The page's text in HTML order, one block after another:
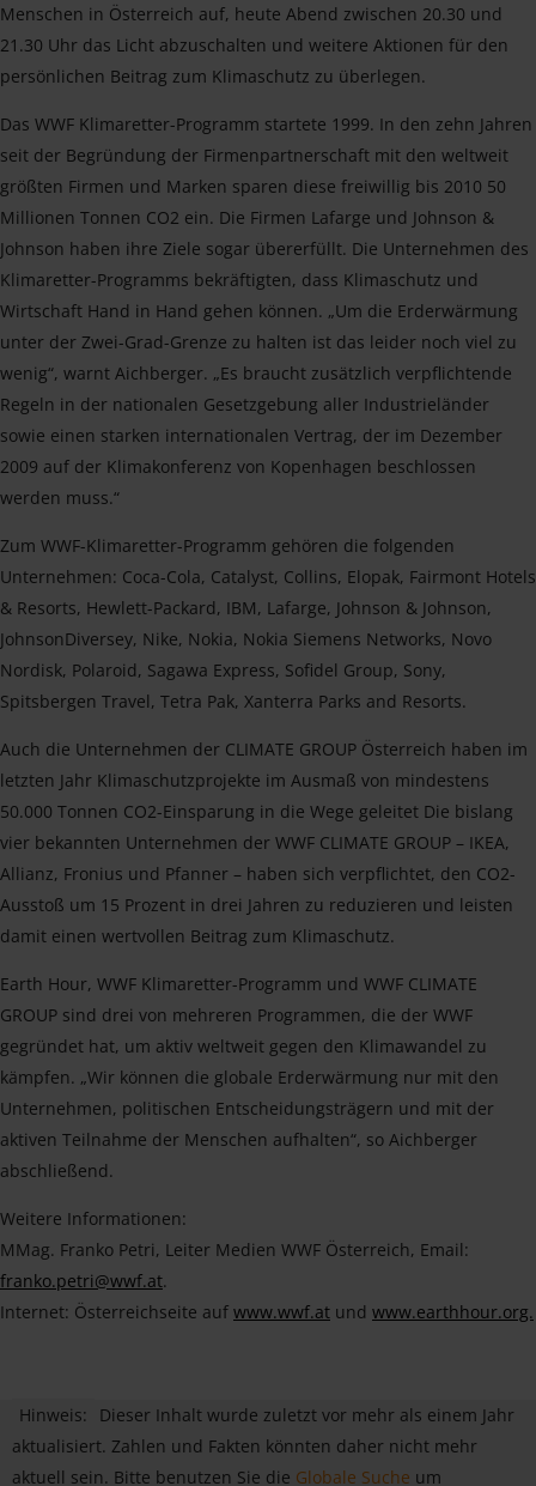
Menschen in Österreich auf, heute Abend zwischen 20.30 und
21.30 Uhr das Licht abzuschalten und weitere Aktionen für den
persönlichen Beitrag zum Klimaschutz zu überlegen.
Das WWF Klimaretter-Programm startete 1999. In den zehn Jahren
seit der Begründung der Firmenpartnerschaft mit den weltweit
größten Firmen und Marken sparen diese freiwillig bis 2010 50
Millionen Tonnen CO2 ein. Die Firmen Lafarge und Johnson &
Johnson haben ihre Ziele sogar übererfüllt. Die Unternehmen des
Klimaretter-Programms bekräftigten, dass Klimaschutz und
Wirtschaft Hand in Hand gehen können. „Um die Erderwärmung
unter der Zwei-Grad-Grenze zu halten ist das leider noch viel zu
wenig“, warnt Aichberger. „Es braucht zusätzlich verpflichtende
Regeln in der nationalen Gesetzgebung aller Industrieländer
sowie einen starken internationalen Vertrag, der im Dezember
2009 auf der Klimakonferenz von Kopenhagen beschlossen
werden muss.“
Zum WWF-Klimaretter-Programm gehören die folgenden
Unternehmen: Coca-Cola, Catalyst, Collins, Elopak, Fairmont Hotels
& Resorts, Hewlett-Packard, IBM, Lafarge, Johnson & Johnson,
JohnsonDiversey, Nike, Nokia, Nokia Siemens Networks, Novo
Nordisk, Polaroid, Sagawa Express, Sofidel Group, Sony,
Spitsbergen Travel, Tetra Pak, Xanterra Parks and Resorts.
Auch die Unternehmen der CLIMATE GROUP Österreich haben im
letzten Jahr Klimaschutzprojekte im Ausmaß von mindestens
50.000 Tonnen CO2-Einsparung in die Wege geleitet Die bislang
vier bekannten Unternehmen der WWF CLIMATE GROUP – IKEA,
Allianz, Fronius und Pfanner – haben sich verpflichtet, den CO2-
Ausstoß um 15 Prozent in drei Jahren zu reduzieren und leisten
damit einen wertvollen Beitrag zum Klimaschutz.
Earth Hour, WWF Klimaretter-Programm und WWF CLIMATE
GROUP sind drei von mehreren Programmen, die der WWF
gegründet hat, um aktiv weltweit gegen den Klimawandel zu
kämpfen. „Wir können die globale Erderwärmung nur mit den
Unternehmen, politischen Entscheidungsträgern und mit der
aktiven Teilnahme der Menschen aufhalten“, so Aichberger
abschließend.
Weitere Informationen:
MMag. Franko Petri, Leiter Medien WWF Österreich, Email:
franko.petri@wwf.at.
Internet: Österreichseite auf www.wwf.at und www.earthhour.org.
Hinweis:
Dieser Inhalt wurde zuletzt vor mehr als einem Jahr
aktualisiert. Zahlen und Fakten könnten daher nicht mehr
aktuell sein. Bitte benutzen Sie die Globale Suche um